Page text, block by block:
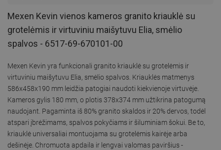
Mexen Kevin vienos kameros granito kriauklė su
grotelėmis ir virtuviniu maišytuvu Elia, smėlio
spalvos - 6517-69-670101-00
Mexen Kevin yra funkcionali granito kriauklė su grotelėmis ir
virtuviniu maišytuvu Elia, smėlio spalvos. Kriauklės matmenys
586x458x190 mm leidžia patogiai naudoti kiekvienoje virtuvėje.
Kameros gylis 180 mm, o plotis 378x374 mm užtikrina patogumą
naudojant. Pagaminta iš 80% granito skaldos ir 20% dervos, todėl
atspari įbrėžimams, spalvos pokyčiams ir šiluminiam šokui. Be to,
kriauklė universaliai montuojama su grotelėmis kairėje arba
dešinėje. Chromuota apdaila ir lengvai valomas paviršius -